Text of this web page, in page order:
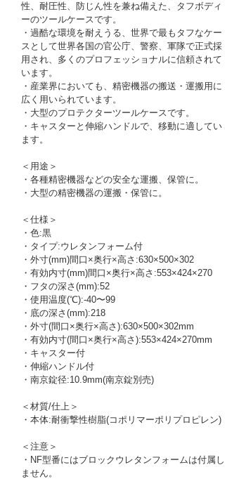
性、耐圧性、防じん性を兼ね備えた、タフボディ
ーのツールケースです。
・過酷な環境を耐えうる、世界で最もタフなケー
スとして世界各国の官公庁、警察、軍隊で正式採
用され、多くのプロフェッショナルに信頼されて
います。
・産業界においても、精密機器の搬送・運搬用に
広く用いられています。
・大型のプロテクターツールケースです。
・キャスターと伸縮ハンドルで、移動に適してい
ます。
＜用途＞
・各種精密機器などの安全な運搬、保管に。
・大型の精密機器の運搬・保管に。
＜仕様＞
・色:黒
・タイプ:ウレタンフォーム付
・外寸(mm)間口×奥行×高さ:630×500×302
・有効内寸(mm)間口×奥行×高さ:553×424×270
・フタの深さ(mm):52
・使用温度(℃):-40〜99
・底の深さ(mm):218
・外寸(間口×奥行×高さ):630×500×302mm
・有効内寸(間口×奥行×高さ):553×424×270mm
・キャスター付
・伸縮ハンドル付
・南京錠径:10.9mm(南京錠別売)
＜材質/仕上＞
・本体:耐衝撃性樹脂(コポリマーポリプロピレン)
＜注意＞
・NF型番にはブロックウレタンフォームは付属し
ません。